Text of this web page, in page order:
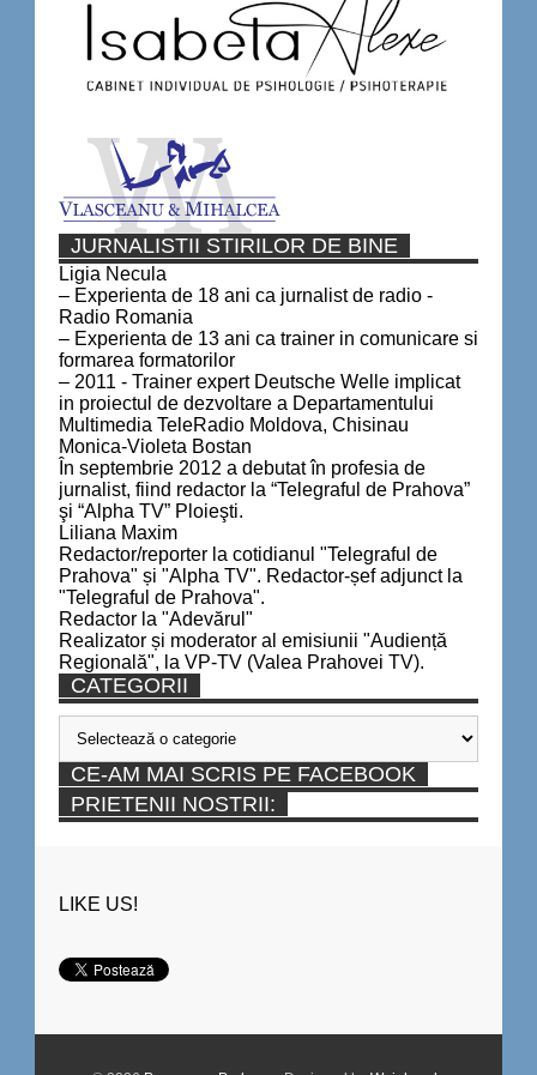
JURNALISTII STIRILOR DE BINE
Ligia Necula
– Experienta de 18 ani ca jurnalist de radio -
Radio Romania
– Experienta de 13 ani ca trainer in comunicare si
formarea formatorilor
– 2011 - Trainer expert Deutsche Welle implicat
in proiectul de dezvoltare a Departamentului
Multimedia TeleRadio Moldova, Chisinau
Monica-Violeta Bostan
În septembrie 2012 a debutat în profesia de
jurnalist, fiind redactor la “Telegraful de Prahova”
şi “Alpha TV” Ploieşti.
Liliana Maxim
Redactor/reporter la cotidianul "Telegraful de
Prahova" și "Alpha TV". Redactor-șef adjunct la
"Telegraful de Prahova".
Redactor la "Adevărul"
Realizator și moderator al emisiunii "Audiență
Regională", la VP-TV (Valea Prahovei TV).
CATEGORII
Categorii
CE-AM MAI SCRIS PE FACEBOOK
PRIETENII NOSTRII:
LIKE US!